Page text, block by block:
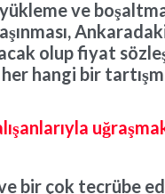
ve
olup fiyat
hangi bir
bir çok tecrübe